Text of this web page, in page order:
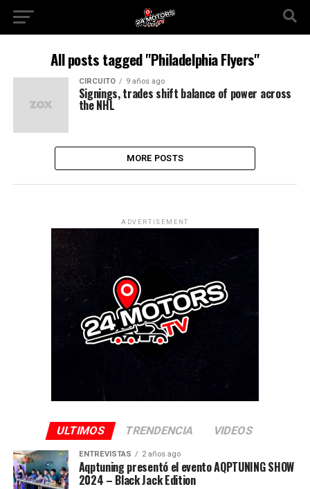
All posts tagged "Philadelphia Flyers"
CIRCUITO 9 años ago
Signings, trades shift balance of power across
the NHL
MORE POSTS
ADVERTISEMENT
ULTIMOS TRENDENCIA VIDEOS
ENTREVISTAS 2 años ago
Aqptuning presentó el evento AQPTUNING SHOW
2024 – Black Jack Edition